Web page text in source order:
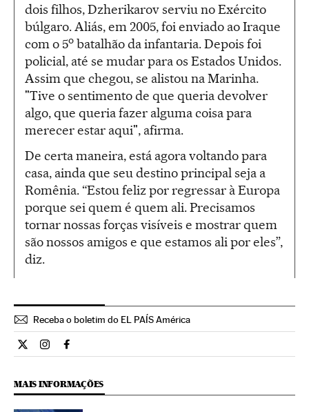
dois filhos, Dzherikarov serviu no Exército
búlgaro. Aliás, em 2005, foi enviado ao Iraque
com o 5o batalhão da infantaria. Depois foi
policial, até se mudar para os Estados Unidos.
Assim que chegou, se alistou na Marinha.
"Tive o sentimento de que queria devolver
algo, que queria fazer alguma coisa para
merecer estar aqui", afirma.
De certa maneira, está agora voltando para
casa, ainda que seu destino principal seja a
Romênia. “Estou feliz por regressar à Europa
porque sei quem é quem ali. Precisamos
tornar nossas forças visíveis e mostrar quem
são nossos amigos e que estamos ali por eles”,
diz.
Receba o boletim do EL PAÍS América
Internacional El País Brasil en Twitter
Internacional El País Brasil en Instagram
Internacional El País Brasil en Facebook
MAIS INFORMAÇÕES